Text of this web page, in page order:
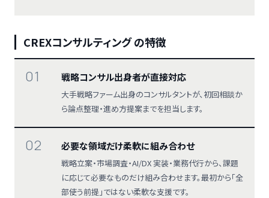
CREXコンサルティング の特徴
01 戦略コンサル出身者が直接対応
大手戦略ファーム出身のコンサルタントが、初回相談か
ら論点整理・進め方提案までを担当します。
02 必要な領域だけ柔軟に組み合わせ
戦略立案・市場調査・AI/DX 実装・業務代行から、課題
に応じて必要なものだけ組み合わせます。最初から「全
部使う前提」ではない柔軟な支援です。